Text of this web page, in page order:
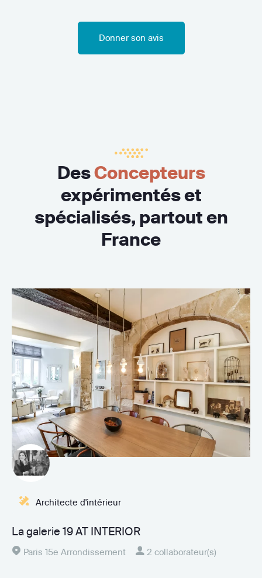
Donner son avis
DesConcepteurs
expérimentés et
spécialisés, partout en
France
Architecte d'intérieur
La galerie 19 AT INTERIOR
Paris 15e Arrondissement 2 collaborateur(s)